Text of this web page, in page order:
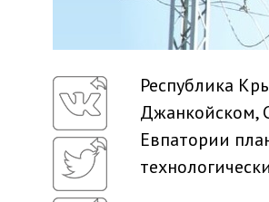
Республика
Джанкойском,
Евпатории